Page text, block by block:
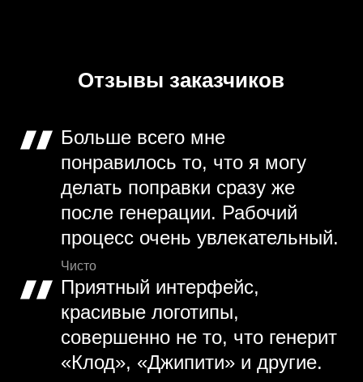
Отзывы заказчиков
Больше всего мне
понравилось то, что я могу
делать поправки сразу же
после генерации. Рабочий
процесс очень увлекательный.
Чисто
Приятный интерфейс,
красивые логотипы,
совершенно не то, что генерит
«Клод», «Джипити» и другие.